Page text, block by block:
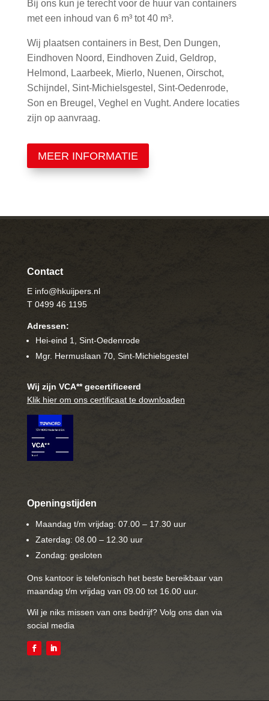
Bij ons kun je terecht voor de huur van containers
met een inhoud van 6 m³ tot 40 m³.
Wij plaatsen containers in Best, Den Dungen,
Eindhoven Noord, Eindhoven Zuid, Geldrop,
Helmond, Laarbeek, Mierlo, Nuenen, Oirschot,
Schijndel, Sint-Michielsgestel, Sint-Oedenrode,
Son en Breugel, Veghel en Vught. Andere locaties
zijn op aanvraag.
MEER INFORMATIE
Contact
E info@hkuijpers.nl
T 0499 46 1195
Adressen:
Hei-eind 1, Sint-Oedenrode
Mgr. Hermuslaan 70, Sint-Michielsgestel
Wij zijn VCA** gecertificeerd
Klik hier om ons certificaat te downloaden
Openingstijden
Maandag t/m vrijdag: 07.00 – 17.30 uur
Zaterdag: 08.00 – 12.30 uur
Zondag: gesloten
Ons kantoor is telefonisch het beste bereikbaar van
maandag t/m vrijdag van 09.00 tot 16.00 uur.
Wil je niks missen van ons bedrijf? Volg ons dan via
social media